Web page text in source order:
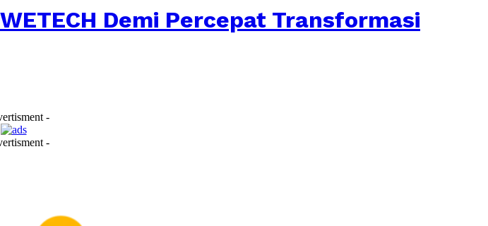
Demi Percepat Transformasi
-
-